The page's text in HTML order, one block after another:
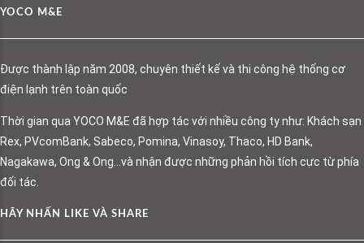
YOCO M&E
Được thành lập năm 2008, chuyên thiết kế và thi công hệ thống cơ
điện lạnh trên toàn quốc
Thời gian qua YOCO M&E đã hợp tác với nhiều công ty như: Khách sạn
Rex, PVcomBank, Sabeco, Pomina, Vinasoy, Thaco, HD Bank,
Nagakawa, Ong & Ong…và nhận được những phản hồi tích cực từ phía
đối tác.
HÃY NHẤN LIKE VÀ SHARE